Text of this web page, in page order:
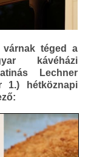
várnak téged a
kávéházi
Lechner
1.) hétköznapi